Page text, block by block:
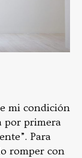
mi condición
por primera
Para
romper con